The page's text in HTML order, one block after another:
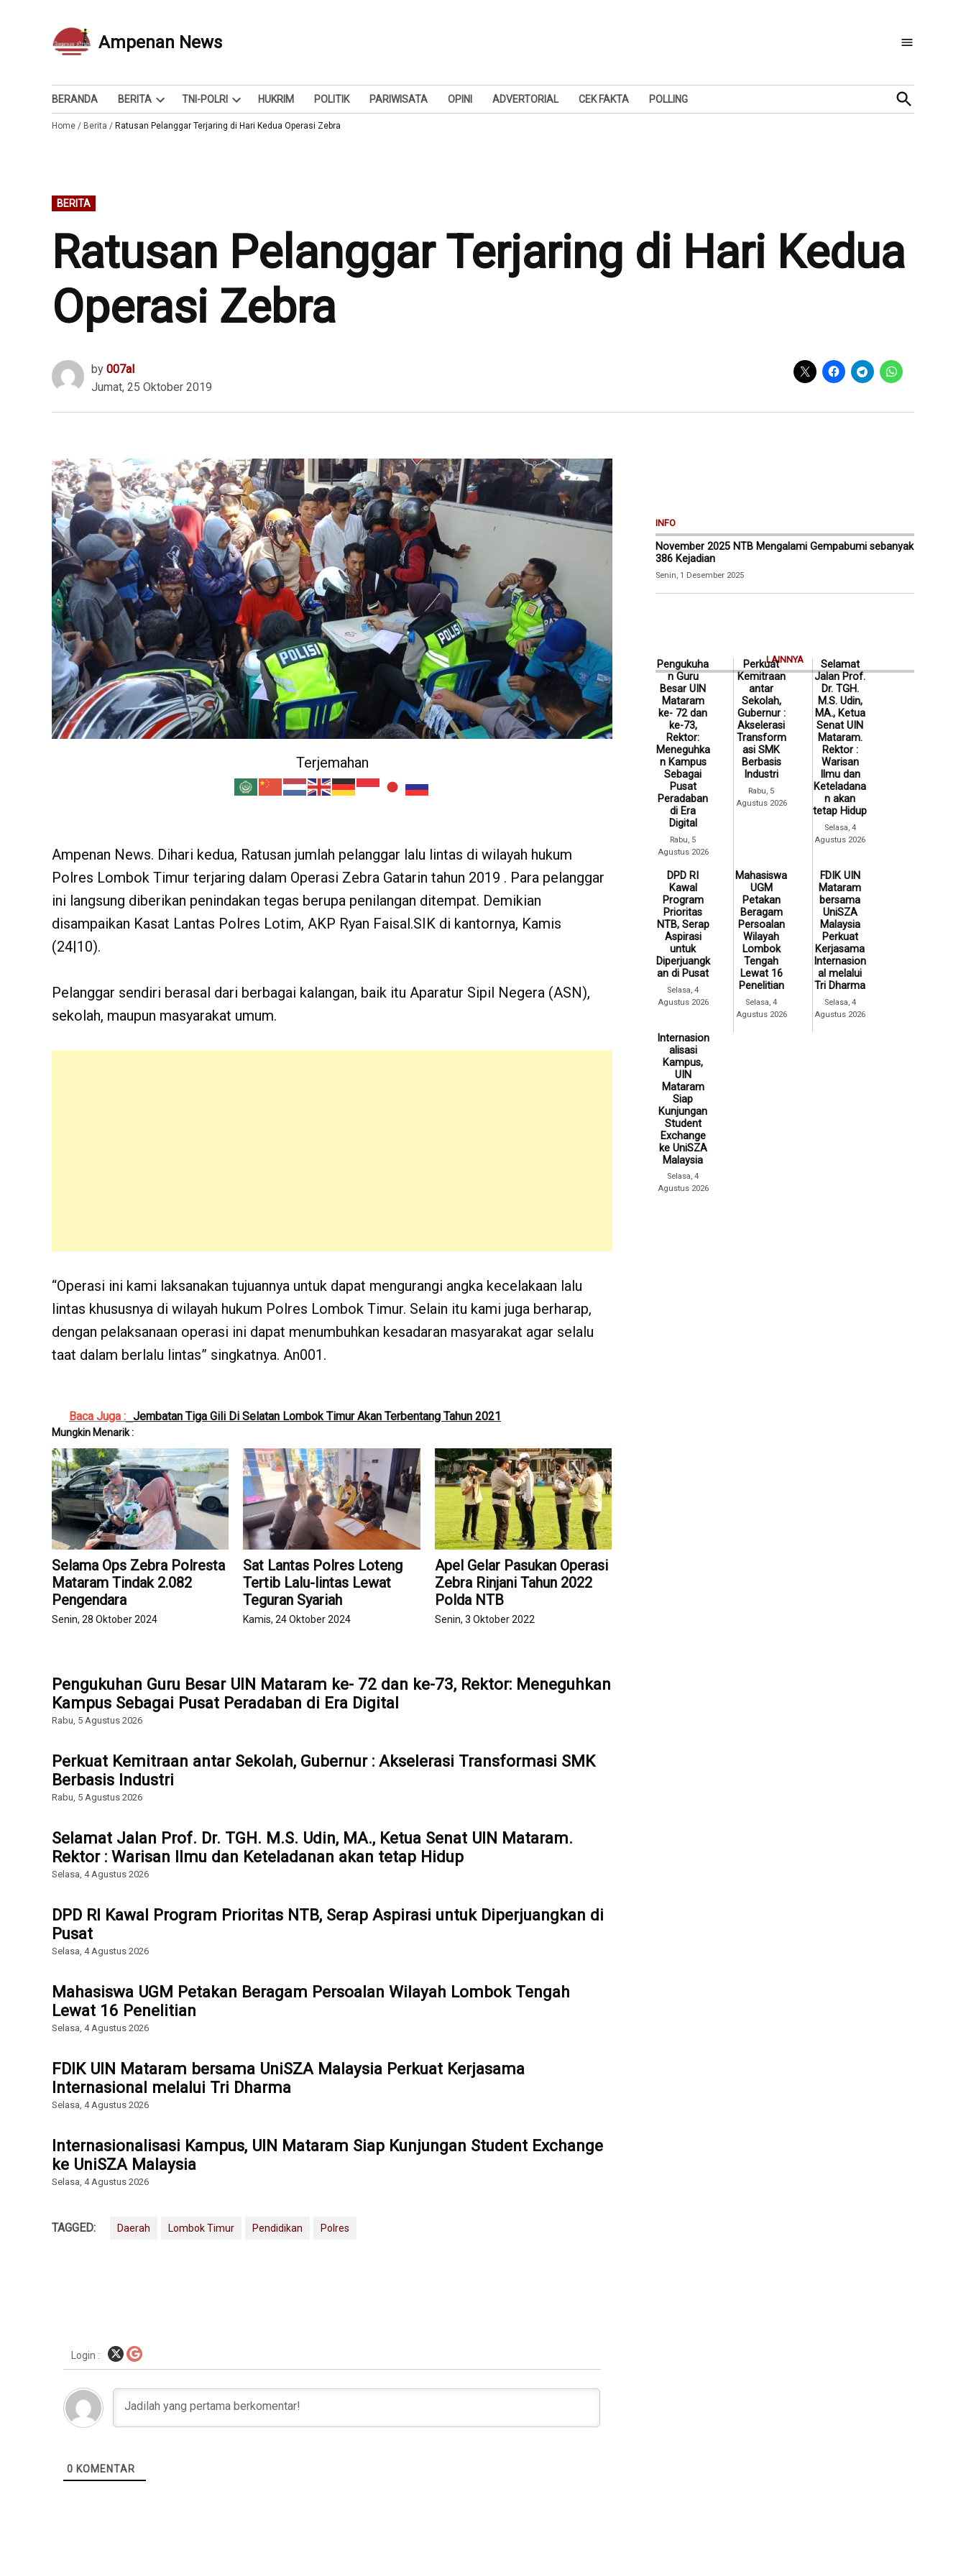
Ampenan News
Berita dan Info
BERANDA BERITA
Open
dropdown
TNI-POLRI
Open
dropdown
HUKRIM POLITIK PARIWISATA OPINI ADVERTORIAL CEK FAKTA POLLING
Open
Search
Home / Berita / Ratusan Pelanggar Terjaring di Hari Kedua Operasi Zebra
POSTED
IN
BERITA
Ratusan Pelanggar Terjaring di Hari Kedua
Operasi Zebra
by 007al
Jumat, 25 Oktober 2019
Terjemahan
Ampenan News. Dihari kedua, Ratusan jumlah pelanggar lalu lintas di wilayah hukum
Polres Lombok Timur terjaring dalam Operasi Zebra Gatarin tahun 2019 . Para pelanggar
ini langsung diberikan penindakan tegas berupa penilangan ditempat. Demikian
disampaikan Kasat Lantas Polres Lotim, AKP Ryan Faisal.SIK di kantornya, Kamis
(24|10).
Pelanggar sendiri berasal dari berbagai kalangan, baik itu Aparatur Sipil Negera (ASN),
sekolah, maupun masyarakat umum.
“Operasi ini kami laksanakan tujuannya untuk dapat mengurangi angka kecelakaan lalu
lintas khususnya di wilayah hukum Polres Lombok Timur. Selain itu kami juga berharap,
dengan pelaksanaan operasi ini dapat menumbuhkan kesadaran masyarakat agar selalu
taat dalam berlalu lintas” singkatnya. An001.
Baca Juga : Jembatan Tiga Gili Di Selatan Lombok Timur Akan Terbentang Tahun 2021
Mungkin Menarik :
Selama Ops Zebra Polresta
Mataram Tindak 2.082
Pengendara
Senin, 28 Oktober 2024
Sat Lantas Polres Loteng
Tertib Lalu-lintas Lewat
Teguran Syariah
Kamis, 24 Oktober 2024
Apel Gelar Pasukan Operasi
Zebra Rinjani Tahun 2022
Polda NTB
Senin, 3 Oktober 2022
Pengukuhan Guru Besar UIN Mataram ke- 72 dan ke-73, Rektor: Meneguhkan
Kampus Sebagai Pusat Peradaban di Era Digital
Rabu, 5 Agustus 2026
Perkuat Kemitraan antar Sekolah, Gubernur : Akselerasi Transformasi SMK
Berbasis Industri
Rabu, 5 Agustus 2026
Selamat Jalan Prof. Dr. TGH. M.S. Udin, MA., Ketua Senat UIN Mataram.
Rektor : Warisan Ilmu dan Keteladanan akan tetap Hidup
Selasa, 4 Agustus 2026
DPD RI Kawal Program Prioritas NTB, Serap Aspirasi untuk Diperjuangkan di
Pusat
Selasa, 4 Agustus 2026
Mahasiswa UGM Petakan Beragam Persoalan Wilayah Lombok Tengah
Lewat 16 Penelitian
Selasa, 4 Agustus 2026
FDIK UIN Mataram bersama UniSZA Malaysia Perkuat Kerjasama
Internasional melalui Tri Dharma
Selasa, 4 Agustus 2026
Internasionalisasi Kampus, UIN Mataram Siap Kunjungan Student Exchange
ke UniSZA Malaysia
Selasa, 4 Agustus 2026
TAGGED: Daerah Lombok Timur Pendidikan Polres
Login :
0 KOMENTAR
INFO
November 2025 NTB Mengalami Gempabumi sebanyak
386 Kejadian
Senin, 1 Desember 2025
LAINNYA
Pengukuha
n Guru
Besar UIN
Mataram
ke- 72 dan
ke-73,
Rektor:
Meneguhka
n Kampus
Sebagai
Pusat
Peradaban
di Era
Digital
Rabu, 5
Agustus 2026
Perkuat
Kemitraan
antar
Sekolah,
Gubernur :
Akselerasi
Transform
asi SMK
Berbasis
Industri
Rabu, 5
Agustus 2026
Selamat
Jalan Prof.
Dr. TGH.
M.S. Udin,
MA., Ketua
Senat UIN
Mataram.
Rektor :
Warisan
Ilmu dan
Keteladana
n akan
tetap Hidup
Selasa, 4
Agustus 2026
DPD RI
Kawal
Program
Prioritas
NTB, Serap
Aspirasi
untuk
Diperjuangk
an di Pusat
Selasa, 4
Agustus 2026
Mahasiswa
UGM
Petakan
Beragam
Persoalan
Wilayah
Lombok
Tengah
Lewat 16
Penelitian
Selasa, 4
Agustus 2026
FDIK UIN
Mataram
bersama
UniSZA
Malaysia
Perkuat
Kerjasama
Internasion
al melalui
Tri Dharma
Selasa, 4
Agustus 2026
Internasion
alisasi
Kampus,
UIN
Mataram
Siap
Kunjungan
Student
Exchange
ke UniSZA
Malaysia
Selasa, 4
Agustus 2026